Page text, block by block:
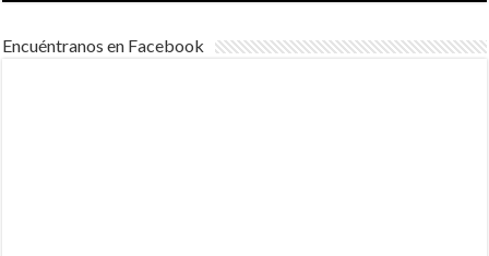
Encuéntranos en Facebook